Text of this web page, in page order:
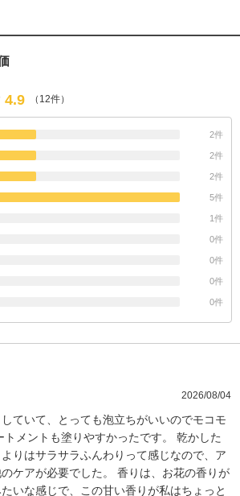
4.9 （12件）
2件
2件
2件
5件
1件
0件
0件
0件
0件
2026/08/04
ていて、とっても泡立ちがいいのでモコモ
トメントも塗りやすかったです。 乾かした
りはサラサラふんわりって感じなので、ア
ケアが必要でした。 香りは、お花の香りが
いな感じで、この甘い香りが私はちょっと